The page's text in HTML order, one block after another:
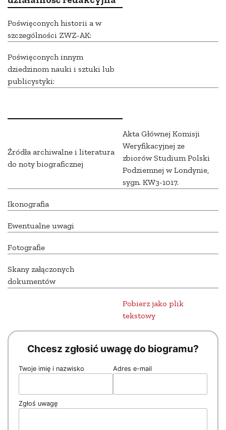
Poświęconych historii a w
szczególności ZWZ-AK:
Poświęconych innym
dziedzinom nauki i sztuki lub
publicystyki:
Źródła archiwalne i literatura
do noty biograficznej
Akta Głównej Komisji
Weryfikacyjnej ze
zbiorów Studium Polski
Podziemnej w Londynie,
sygn. KW3-1017.
Ikonografia
Ewentualne uwagi
Fotografie
Skany załączonych
dokumentów
Pobierz jako plik
tekstowy
Chcesz zgłosić uwagę do biogramu?
Twoje imię i nazwisko Adres e-mail
Zgłoś uwagę